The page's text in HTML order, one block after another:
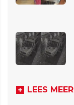
LEES MEER